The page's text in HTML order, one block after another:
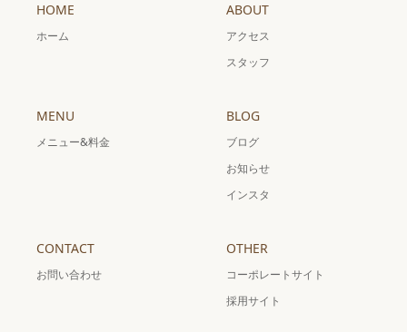
HOME
ホーム
ABOUT
アクセス
スタッフ
MENU
メニュー&料金
BLOG
ブログ
お知らせ
インスタ
CONTACT
お問い合わせ
OTHER
コーポレートサイト
採用サイト